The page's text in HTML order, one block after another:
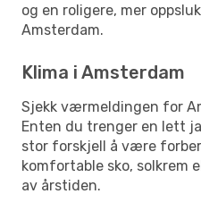
og en roligere, mer
Amsterdam.
Klima i Amsterdam
Sjekk værmeldingen for
Enten du trenger en lett
stor forskjell å være
komfortable sko, solkrem
av årstiden.